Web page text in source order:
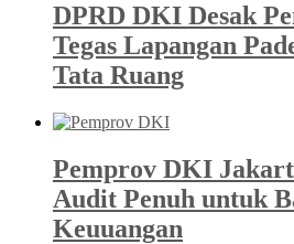
DPRD DKI Desak
Tegas Lapangan
Tata Ruang
Pemprov DKI
Audit Penuh untuk
Keuuangan